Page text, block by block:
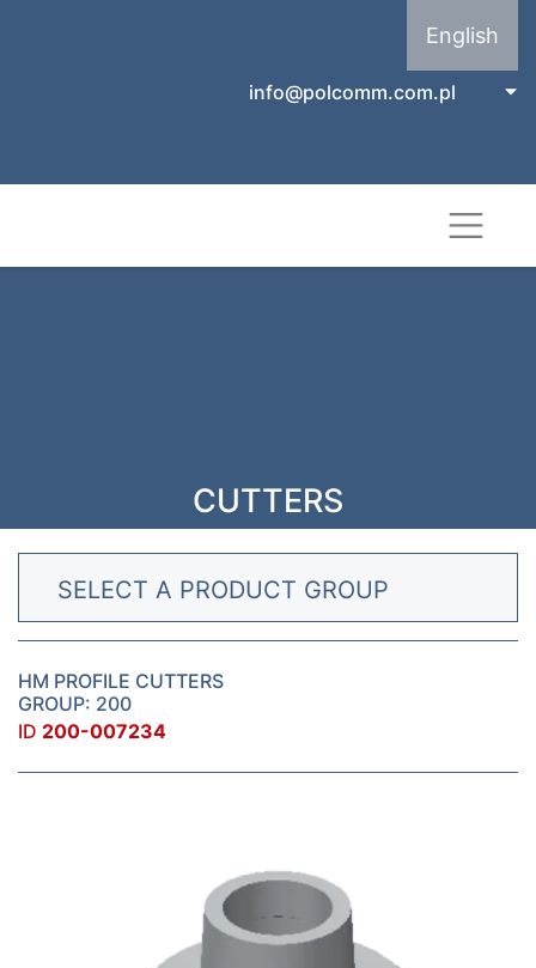
info@polcomm.com.pl
English
CUTTERS
SELECT A PRODUCT GROUP
HM PROFILE CUTTERS
GROUP: 200
ID 200-007234